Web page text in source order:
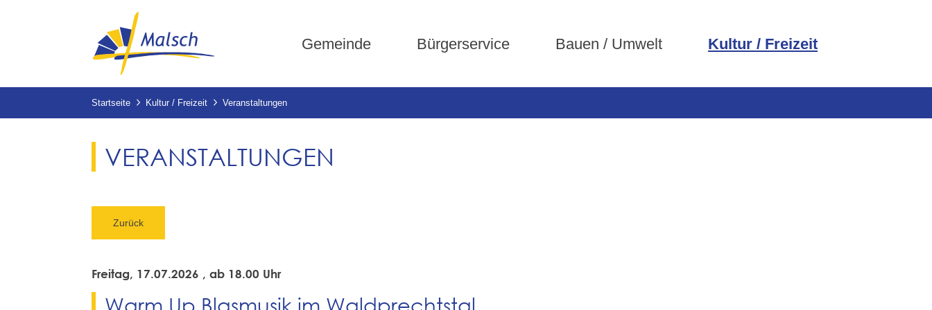
Gemeinde Bürgerservice Bauen / Umwelt Kultur / Freizeit
Startseite Kultur / Freizeit Veranstaltungen
VERANSTALTUNGEN
Zurück
Freitag, 17.07.2026 , ab 18.00 Uhr
Warm Up Blasmusik im Waldprechtstal